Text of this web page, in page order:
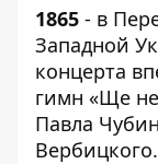
1865 - в
Западной
концерта
гимн «Ще не
Павла
Вербицкого.